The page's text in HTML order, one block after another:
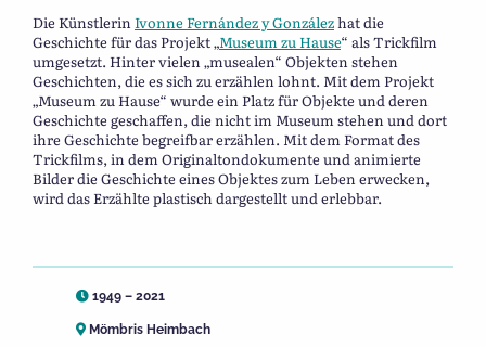
Die Künstlerin Ivonne Fernández y Gonzálezhat die
Geschichte für das Projekt „Museum zu Hause“ als Trickfilm
umgesetzt. Hinter vielen „musealen“ Objekten stehen
Geschichten, die es sich zu erzählen lohnt. Mit dem Projekt
„Museum zu Hause“ wurde ein Platz für Objekte und deren
Geschichte geschaffen, die nicht im Museum stehen und dort
ihre Geschichte begreifbar erzählen. Mit dem Format des
Trickfilms, in dem Originaltondokumente und animierte
Bilder die Geschichte eines Objektes zum Leben erwecken,
wird das Erzählte plastisch dargestellt und erlebbar.
1949 – 2021
Mömbris Heimbach